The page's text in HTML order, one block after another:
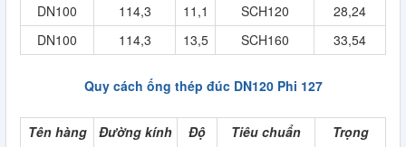
DN100
114,3 11,1 SCH120
28,24
DN100
114,3 13,5 SCH160 33,54
Quy cách ống thép đúc DN120 Phi 127
Tên hàng
Đường kính
Độ
Tiêu chuẩn
Trọng